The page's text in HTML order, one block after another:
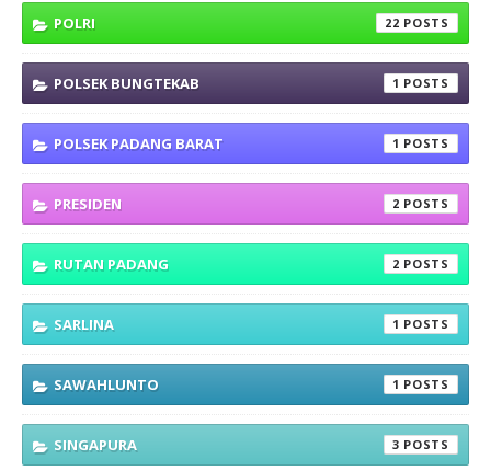
POLRI 22
POLSEK BUNGTEKAB 1
POLSEK PADANG BARAT 1
PRESIDEN 2
RUTAN PADANG 2
SARLINA 1
SAWAHLUNTO 1
SINGAPURA 3